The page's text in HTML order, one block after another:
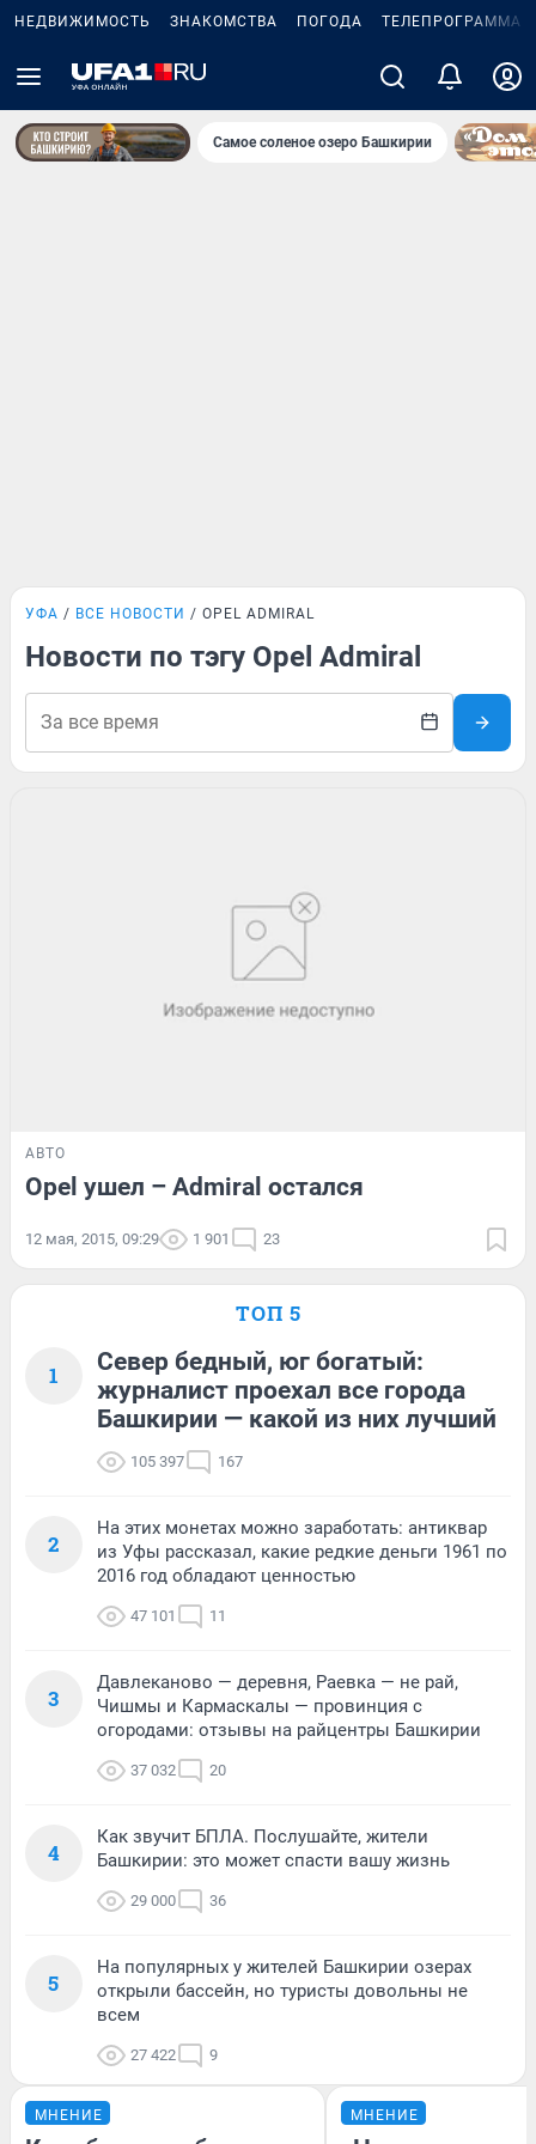
НЕДВИЖИМОСТЬ ЗНАКОМСТВА ПОГОДА ТЕЛЕПРОГРАММА
Самое соленое озеро Башкирии
УФА ВСЕ НОВОСТИ OPEL ADMIRAL
Новости по тэгу Opel Admiral
АВТО
Opel ушел – Admiral остался
12 мая, 2015, 09:29 1 901 23
ТОП 5
1
Север бедный, юг богатый:
журналист проехал все города
Башкирии — какой из них лучший
105 397 167
2
На этих монетах можно заработать: антиквар
из Уфы рассказал, какие редкие деньги 1961 по
2016 год обладают ценностью
47 101 11
3
Давлеканово — деревня, Раевка — не рай,
Чишмы и Кармаскалы — провинция с
огородами: отзывы на райцентры Башкирии
37 032 20
4
Как звучит БПЛА. Послушайте, жители
Башкирии: это может спасти вашу жизнь
29 000 36
5
На популярных у жителей Башкирии озерах
открыли бассейн, но туристы довольны не
всем
27 422 9
МНЕНИЕ МНЕНИЕ